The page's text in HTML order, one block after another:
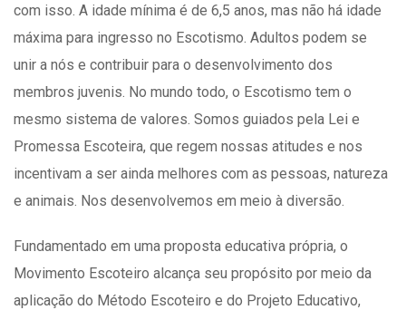
com isso. A idade mínima é de 6,5 anos, mas não há idade
máxima para ingresso no Escotismo. Adultos podem se
unir a nós e contribuir para o desenvolvimento dos
membros juvenis. No mundo todo, o Escotismo tem o
mesmo sistema de valores. Somos guiados pela Lei e
Promessa Escoteira, que regem nossas atitudes e nos
incentivam a ser ainda melhores com as pessoas, natureza
e animais. Nos desenvolvemos em meio à diversão.
Fundamentado em uma proposta educativa própria, o
Movimento Escoteiro alcança seu propósito por meio da
aplicação do Método Escoteiro e do Projeto Educativo,